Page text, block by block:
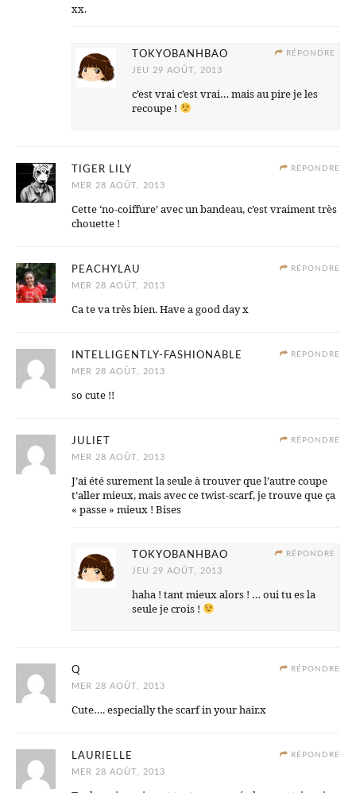
xx.
RÉPONDRE
TOKYOBANHBAO
JEU 29 AOÛT, 2013
c’est vrai c’est vrai… mais au pire je les
recoupe !
RÉPONDRE
TIGER LILY
MER 28 AOÛT, 2013
Cette ‘no-coiffure’ avec un bandeau, c’est vraiment très
chouette !
RÉPONDRE
PEACHYLAU
MER 28 AOÛT, 2013
Ca te va très bien. Have a good day x
RÉPONDRE
INTELLIGENTLY-FASHIONABLE
MER 28 AOÛT, 2013
so cute !!
RÉPONDRE
JULIET
MER 28 AOÛT, 2013
J’ai été surement la seule à trouver que l’autre coupe
t’aller mieux, mais avec ce twist-scarf, je trouve que ça
« passe » mieux ! Bises
RÉPONDRE
TOKYOBANHBAO
JEU 29 AOÛT, 2013
haha ! tant mieux alors ! … oui tu es la
seule je crois !
RÉPONDRE
Q
MER 28 AOÛT, 2013
Cute…. especially the scarf in your hair.x
RÉPONDRE
LAURIELLE
MER 28 AOÛT, 2013